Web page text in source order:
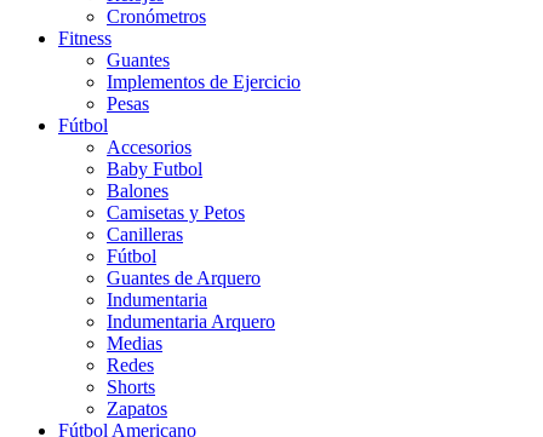
Cronómetros
Fitness
Guantes
Implementos de Ejercicio
Pesas
Fútbol
Accesorios
Baby Futbol
Balones
Camisetas y Petos
Canilleras
Fútbol
Guantes de Arquero
Indumentaria
Indumentaria Arquero
Medias
Redes
Shorts
Zapatos
Fútbol Americano